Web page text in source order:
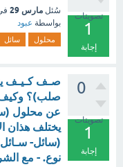
تصويتات
1
إجابة
سُئل مارس 29
بواسطة عبود
محلول سائل
0
تصويتات
1
إجابة
صـف كـيـف
صلب)؟ وكيف
عن محلول
يختلف هذان
(سائل-
نوع. - مع